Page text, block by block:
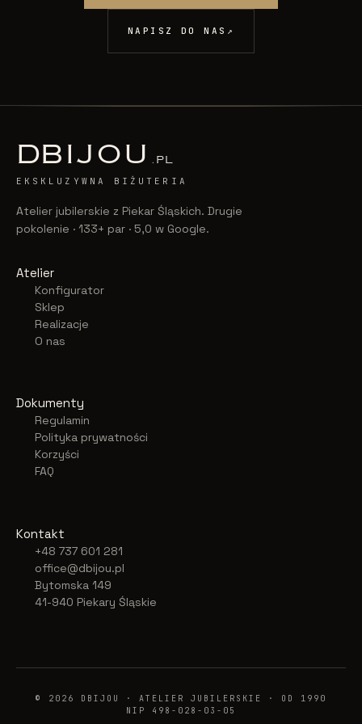
NAPISZ DO NAS ↗
DBIJOU .PL
EKSKLUZYWNA BIŻUTERIA
Atelier jubilerskie z Piekar Śląskich. Drugie
pokolenie · 133+ par · 5,0 w Google.
Atelier
Konfigurator
Sklep
Realizacje
O nas
Dokumenty
Regulamin
Polityka prywatności
Korzyści
FAQ
Kontakt
+48 737 601 281
office@dbijou.pl
Bytomska 149
41-940 Piekary Śląskie
© 2026 DBIJOU · ATELIER JUBILERSKIE · OD 1990
NIP 498-028-03-05